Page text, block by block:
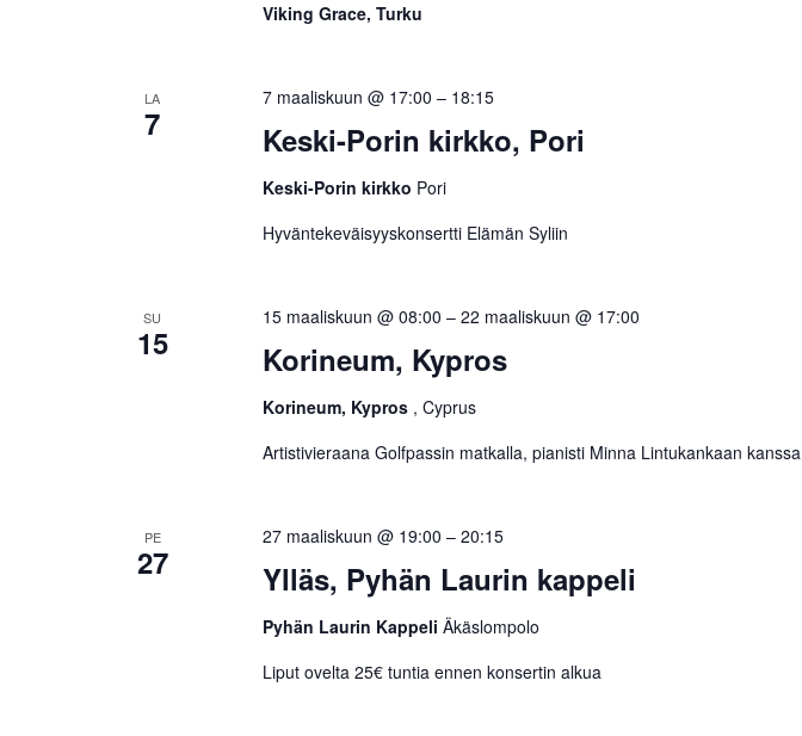
Viking Grace, Turku
LA
7 Keski-Porin kirkko, Pori
7 maaliskuun @ 17:00 – 18:15
Keski-Porin kirkko Pori
Hyväntekeväisyyskonsertti Elämän Syliin
SU
15 Korineum, Kypros
15 maaliskuun @ 08:00 – 22 maaliskuun @ 17:00
Korineum, Kypros , Cyprus
Artistivieraana Golfpassin matkalla, pianisti Minna Lintukankaan kanssa
PE
27 Ylläs, Pyhän Laurin kappeli
27 maaliskuun @ 19:00 – 20:15
Pyhän Laurin Kappeli Äkäslompolo
Liput ovelta 25€ tuntia ennen konsertin alkua